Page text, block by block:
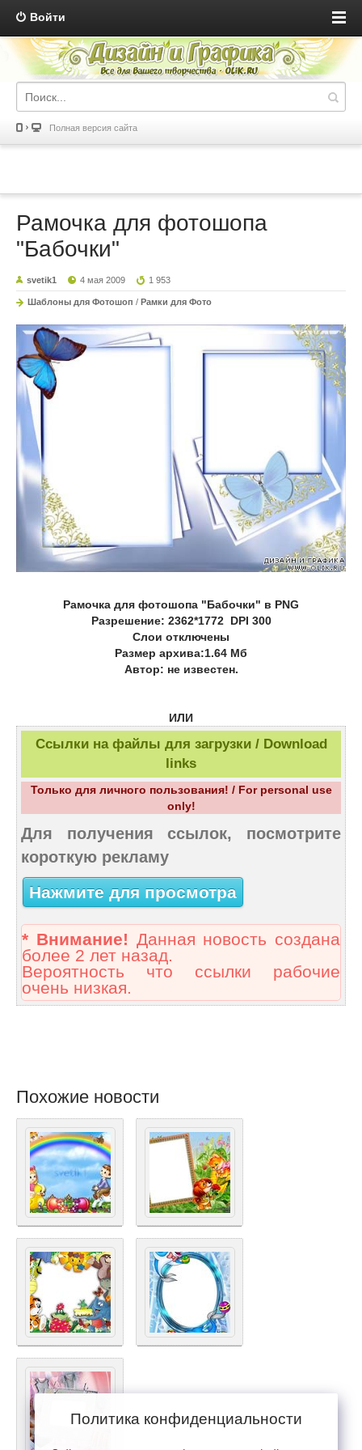
Войти
Полная версия сайта
Рамочка для фотошопа
"Бабочки"
svetik1 4 мая 2009 1 953
Шаблоны для Фотошоп / Рамки для Фото
Рамочка для фотошопа "Бабочки" в PNG
Разрешение: 2362*1772 DPI 300
Слои отключены
Размер архива:1.64 Мб
Автор: не известен.
ИЛИ
Ссылки на файлы для загрузки / Download
links
Только для личного пользования! / For personal use
only!
Для получения ссылок, посмотрите
короткую рекламу
Нажмите для просмотра
* Внимание! Данная новость создана
более 2 лет назад.
Вероятность что ссылки рабочие
очень низкая.
Похожие новости
Политика конфиденциальности